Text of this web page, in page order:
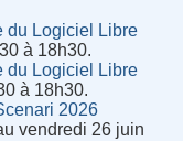
du Logiciel Libre
à 18h30.
du Logiciel Libre
à 18h30.
2026
vendredi 26 juin